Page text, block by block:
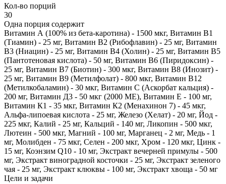
Кол-во порций
30
Одна порция содержит
Витамин А (100% из бета-каротина) - 1500 мкг, Витамин В1
(Тиамин) - 25 мг, Витамин В2 (Рибофлавин) - 25 мг, Витамин
В3 (Ниацин) - 25 мг, Витамин В4 (Холин) - 25 мг, Витамин В5
(Пантотеновая кислота) - 50 мг, Витамин В6 (Пиридоксин) -
25 мг, Витамин В7 (Биотин) - 300 мкг, Витамин В8 (Инозит) -
25 мг, Витамин В9 (Метилфолат) - 800 мкг, Витамин В12
(Метилкобаламин) - 30 мкг, Витамин С (Аскорбат кальция) -
200 мг, Витамин Д3 - 50 мкг (2000 МЕ), Витамин Е - 100 мг,
Витамин К1 - 35 мкг, Витамин К2 (Менахинон 7) - 45 мкг,
Альфа-липоевая кислота - 25 мг, Железо (Хелат) - 20 мг, Йод -
225 мкг, Калий - 25 мг, Кальций - 140 мг, Ликопин - 500 мкг,
Лютеин - 500 мкг, Магний - 100 мг, Марганец - 2 мг, Медь - 1
мг, Молибден - 75 мкг, Селен - 200 мкг, Хром - 120 мкг, Цинк -
15 мг, Коэнзим Q10 - 10 мг, Экстракт вечерней примулы - 500
мг, Экстракт виноградной косточки - 25 мг, Экстракт зеленого
чая - 25 мг, Экстракт клюквы - 100 мг, Экстракт хвоща - 50 мг
Цели и задачи